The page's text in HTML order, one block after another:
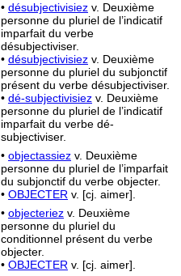
• désubjectivisiez v. Deuxième
personne du pluriel de l’indicatif
imparfait du verbe
désubjectiviser.
• désubjectivisiez v. Deuxième
personne du pluriel du subjonctif
présent du verbe désubjectiviser.
• dé-subjectivisiez v. Deuxième
personne du pluriel de l’indicatif
imparfait du verbe dé-
subjectiviser.
• objectassiez v. Deuxième
personne du pluriel de l’imparfait
du subjonctif du verbe objecter.
• OBJECTER v. [cj. aimer].
• objecteriez v. Deuxième
personne du pluriel du
conditionnel présent du verbe
objecter.
• OBJECTER v. [cj. aimer].